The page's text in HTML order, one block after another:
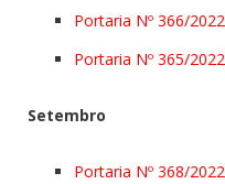
Portaria Nº 366/2022
Portaria Nº 365/2022
Setembro
Portaria Nº 368/2022